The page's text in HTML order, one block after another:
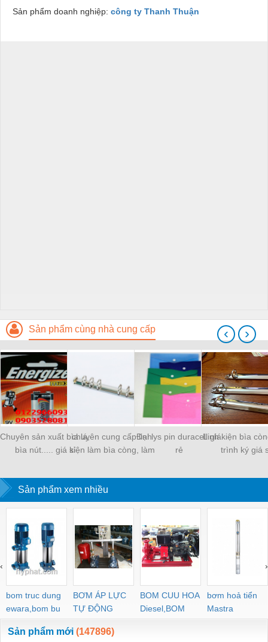
Sản phẩm doanh nghiệp: công ty Thanh Thuận
Sản phẩm cùng nhà cung cấp
Chuyên sản xuất bìa lá,
bìa nút..... giá sỉ
chuyên cung cấp linh
kiện làm bìa còng, làm
Đại lys pin duracell giá
rẻ
Linh kiện bìa
trình ký giá
‹ ›
Sản phẩm xem nhiều
bom truc dung
ewara,bom bu
ewara
BƠM ÁP LỰC
TỰ ĐỘNG
BOM CUU HOA
Diesel,BOM
CHUA CHAY
bơm hoả tiển
Mastra
‹ ›
Sản phẩm mới (147896)